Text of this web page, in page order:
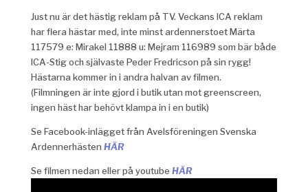
Just nu är det hästig reklam på TV. Veckans ICA reklam
har flera hästar med, inte minst ardennerstoet Märta
117579 e: Mirakel 11888 u: Mejram 116989 som bär både
ICA-Stig och självaste Peder Fredricson på sin rygg!
Hästarna kommer in i andra halvan av filmen.
(Filmningen är inte gjord i butik utan mot greenscreen,
ingen häst har behövt klampa in i en butik)
Se Facebook-inlägget från Avelsföreningen Svenska
Ardennerhästen HÄR
Se filmen nedan eller på youtube HÄR